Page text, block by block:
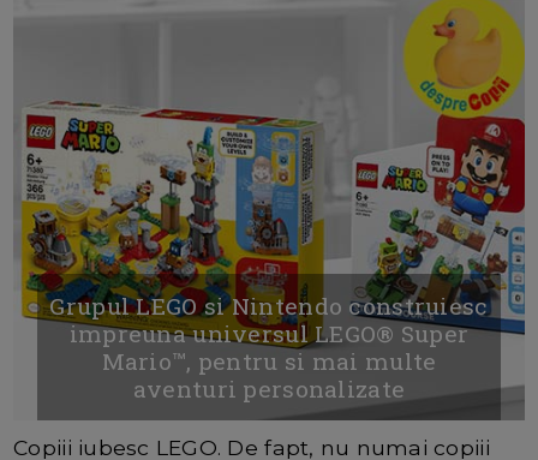
Grupul LEGO si Nintendo construiesc
impreuna universul LEGO® Super
Mario™, pentru si mai multe
aventuri personalizate
Copiii iubesc LEGO. De fapt, nu numai copiii